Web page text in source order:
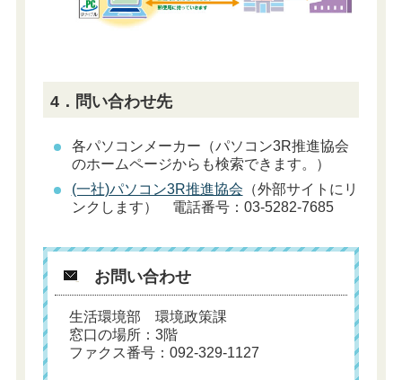
4．問い合わせ先
各パソコンメーカー（パソコン3R推進協会
のホームページからも検索できます。）
(一社)パソコン3R推進協会 （外部サイトにリ
ンクします） 電話番号：03-5282-7685
お問い合わせ
生活環境部 環境政策課
窓口の場所：3階
ファクス番号：092-329-1127